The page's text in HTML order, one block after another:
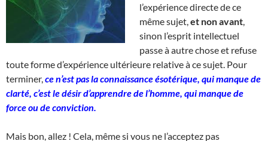
l’expérience directe de ce
même sujet, et non avant
sinon l’esprit intellectuel
passe à autre chose et refuse
toute forme d’expérience ultérieure relative à ce sujet. Pour
terminer, ce n’est pas la connaissance ésotérique, qui manque de
clarté, c’est le désir d’apprendre de l’homme, qui manque de
force ou de conviction.
Mais bon, allez ! Cela, même si vous ne l’acceptez pas